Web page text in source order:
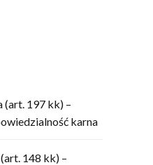
(art. 197 kk) –
karna
148 kk) –